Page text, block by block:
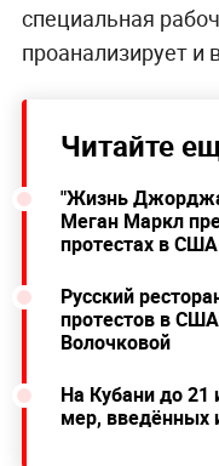
специальная
проанализирует и
Читайте
"Жизнь
Меган Маркл
протестах в США
Русский
протестов в
Волочковой
На Кубани до 21
мер, введённых